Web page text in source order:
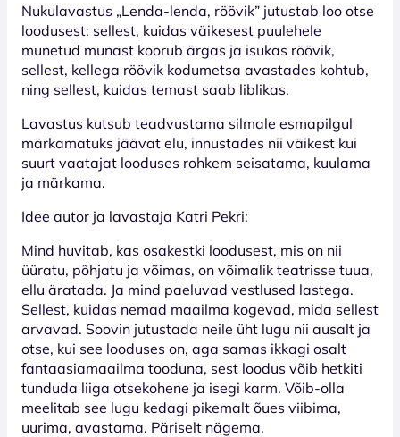
Nukulavastus „Lenda-lenda, röövik” jutustab loo otse
loodusest: sellest, kuidas väikesest puulehele
munetud munast koorub ärgas ja isukas röövik,
sellest, kellega röövik kodumetsa avastades kohtub,
ning sellest, kuidas temast saab liblikas.
Lavastus kutsub teadvustama silmale esmapilgul
märkamatuks jäävat elu, innustades nii väikest kui
suurt vaatajat looduses rohkem seisatama, kuulama
ja märkama.
Idee autor ja lavastaja Katri Pekri:
Mind huvitab, kas osakestki loodusest, mis on nii
üüratu, põhjatu ja võimas, on võimalik teatrisse tuua,
ellu äratada. Ja mind paeluvad vestlused lastega.
Sellest, kuidas nemad maailma kogevad, mida sellest
arvavad. Soovin jutustada neile üht lugu nii ausalt ja
otse, kui see looduses on, aga samas ikkagi osalt
fantaasiamaailma tooduna, sest loodus võib hetkiti
tunduda liiga otsekohene ja isegi karm. Võib-olla
meelitab see lugu kedagi pikemalt õues viibima,
uurima, avastama. Päriselt nägema.